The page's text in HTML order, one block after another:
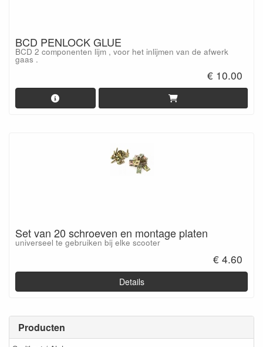
Producten
BCD PENLOCK GLUE
BCD 2 componenten lijm , voor het inlijmen van de afwerk
gaas .
€ 10.00
Set van 20 schroeven en montage platen
universeel te gebruiken bij elke scooter
€ 4.60
Details